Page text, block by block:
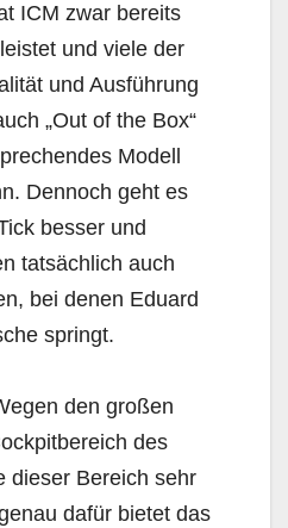
ICM zwar bereits
und viele der
und Ausführung
„Out of the Box“
Modell
Dennoch geht es
besser und
tatsächlich auch
bei denen Eduard
springt.
den großen
des
dieser Bereich sehr
dafür bietet das